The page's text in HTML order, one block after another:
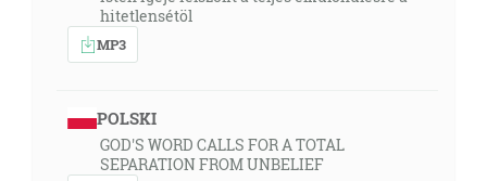
hitetlensétöl
MP3
POLSKI
GOD'S WORD CALLS FOR A TOTAL
SEPARATION FROM UNBELIEF